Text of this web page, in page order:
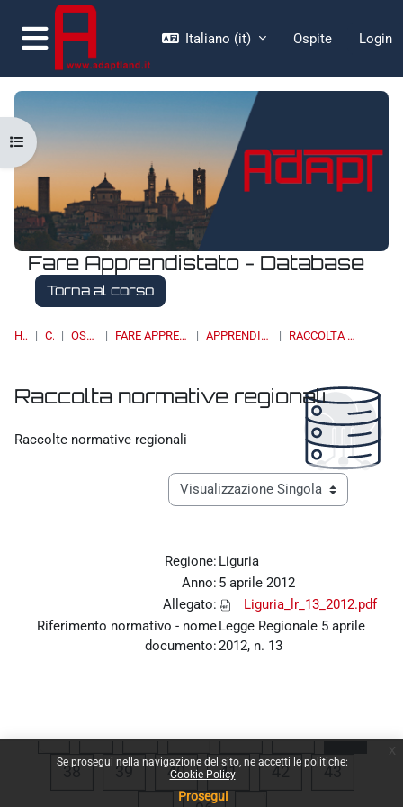
Vai al contenuto principale
Se prosegui nella navigazione del sito, ne accetti le politiche:
Cookie Policy
Prosegui
Pannello laterale
Italiano ‎(it)‎ Ospite Login
Fare Apprendistato - Database
Torna al corso
HOME CORSI OSSERVATORI FARE APPRENDISTATO - DATABASE APPRENDISTATO DI III LIVELLO RACCOLTA NORMATIVE REGIONALI
Apri indice del corso
Raccolta normative regionali
Raccolte normative regionali
Navigazione terziaria modalità
Regione: Liguria
Anno: 5 aprile 2012
Allegato:
Liguria_lr_13_2012.pdf
Riferimento normativo - nome
documento:
Legge Regionale 5 aprile
2012, n. 13
« 1 … 34 35 36 37
38Pagina 38
39Pagina 39
40Pagina 40
41Pagina 41
42Pagina 42
43Pagina